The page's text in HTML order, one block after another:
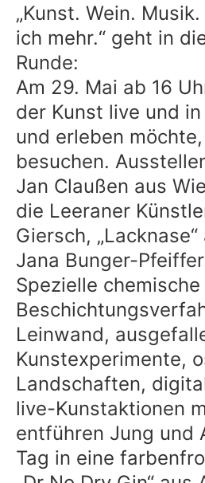
„Kunst. Wein.
ich mehr.“ geht in
Runde:
Am 29. Mai ab 16
der Kunst live und
und erleben
besuchen.
Jan Claußen aus
die Leeraner
Giersch,
Jana Bunger-
Spezielle chemische
Leinwand,
Kunstexperimente,
Landschaften,
live-Kunstaktionen
entführen Jung und
Tag in eine